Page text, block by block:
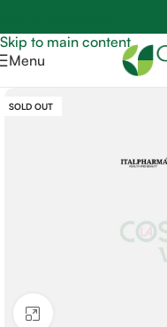
Skip to main content
Sei hai domande
Menu
SOLD OUT
Clicca per